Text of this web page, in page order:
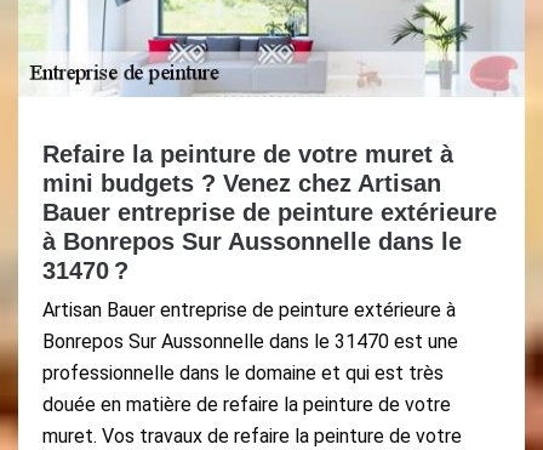
Refaire la peinture de votre muret à
mini budgets ? Venez chez Artisan
Bauer entreprise de peinture extérieure
à Bonrepos Sur Aussonnelle dans le
31470 ?
Artisan Bauer entreprise de peinture extérieure à
Bonrepos Sur Aussonnelle dans le 31470 est une
professionnelle dans le domaine et qui est très
douée en matière de refaire la peinture de votre
muret. Vos travaux de refaire la peinture de votre